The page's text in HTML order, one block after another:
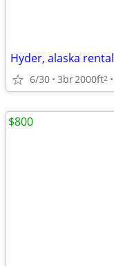
Hyder, alaska rental
6/30 3br2000ft2
$800